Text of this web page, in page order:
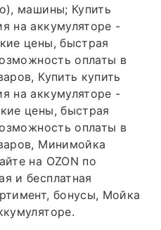
машины; Купить
на аккумуляторе -
цены, быстрая
оплаты в
Купить купить
на аккумуляторе -
цены, быстрая
оплаты в
Минимойка
на OZON по
и бесплатная
бонусы, Мойка